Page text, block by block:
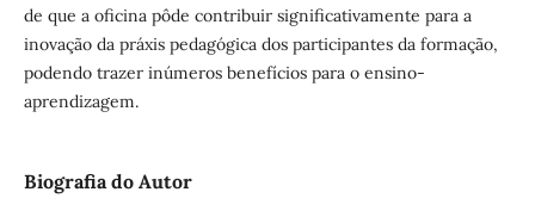
de que a oficina pôde contribuir significativamente para a
inovação da práxis pedagógica dos participantes da formação,
podendo trazer inúmeros benefícios para o ensino-
aprendizagem.
Biografia do Autor